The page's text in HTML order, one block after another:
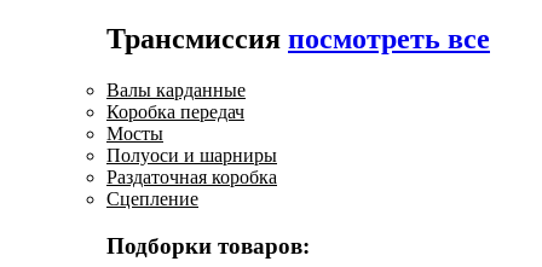
Трансмиссия посмотреть все
Валы карданные
Коробка передач
Мосты
Полуоси и шарниры
Раздаточная коробка
Сцепление
Подборки товаров: